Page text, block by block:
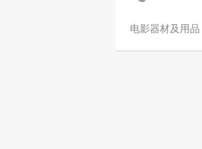
电影器材及用品